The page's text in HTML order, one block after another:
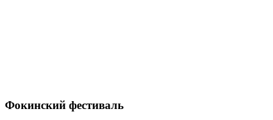
Фокинский фестиваль